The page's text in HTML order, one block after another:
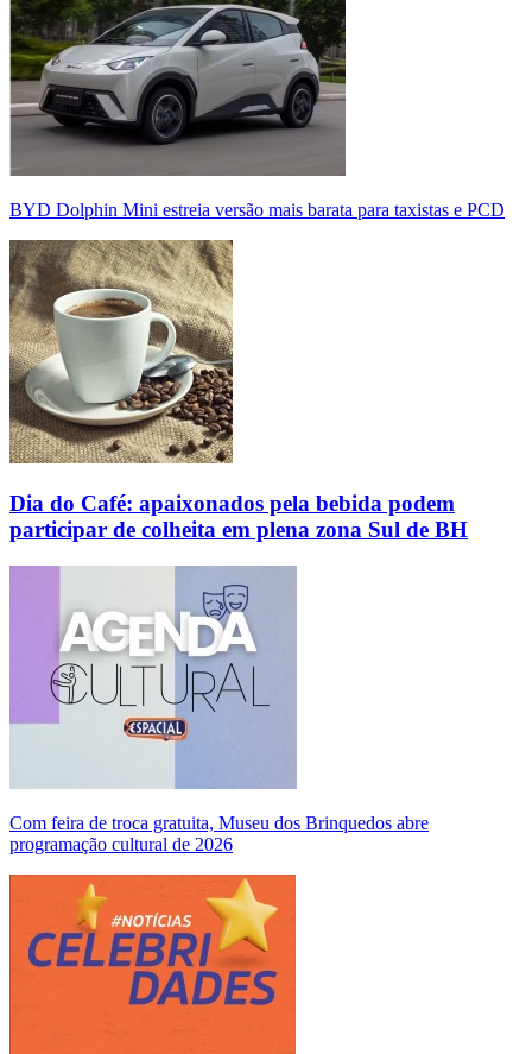
BYD Dolphin Mini estreia versão mais barata para taxistas e PCD
Dia do Café: apaixonados pela bebida podem
participar de colheita em plena zona Sul de BH
Com feira de troca gratuita, Museu dos Brinquedos abre
programação cultural de 2026